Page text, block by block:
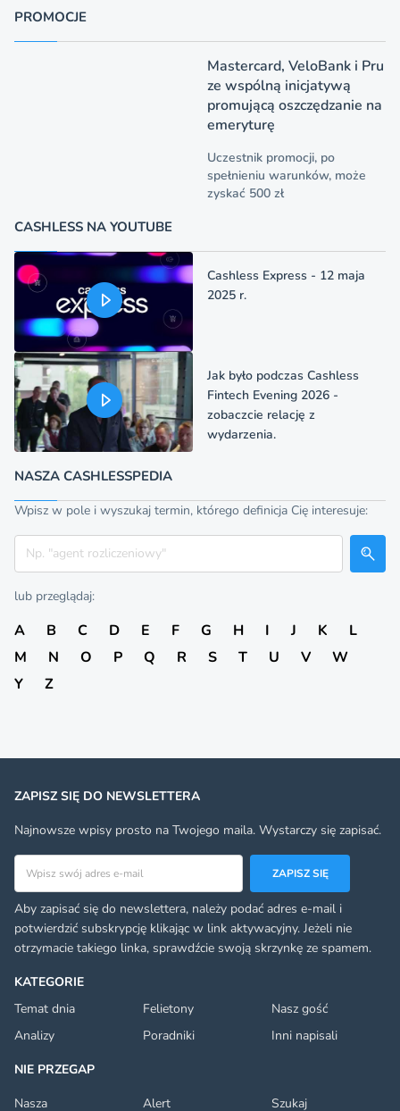
PROMOCJE
Mastercard, VeloBank i Pru
ze wspólną inicjatywą
promującą oszczędzanie na
emeryturę
Uczestnik promocji, po
spełnieniu warunków, może
zyskać 500 zł
CASHLESS NA YOUTUBE
Cashless Express - 12 maja
2025 r.
Jak było podczas Cashless
Fintech Evening 2026 -
zobaczcie relację z
wydarzenia.
NASZA CASHLESSPEDIA
Wpisz w pole i wyszukaj termin, którego definicja Cię interesuje:
Szukaj
lub przeglądaj:
A B C D E F G H I J K
L
M
N O P Q R S T U V
W
Y
Z
KATEGORIE
Temat dnia
Felietony
Nasz gość
Analizy
Poradniki
Inni napisali
NIE PRZEGAP
Nasza
Alert Szukaj
ZAPISZ SIĘ DO NEWSLETTERA
Najnowsze wpisy prosto na Twojego maila. Wystarczy się zapisać.
ZAPISZ SIĘ
Aby zapisać się do newslettera, należy podać adres e-mail i
potwierdzić subskrypcję klikając w link aktywacyjny. Jeżeli nie
otrzymacie takiego linka, sprawdźcie swoją skrzynkę ze spamem.